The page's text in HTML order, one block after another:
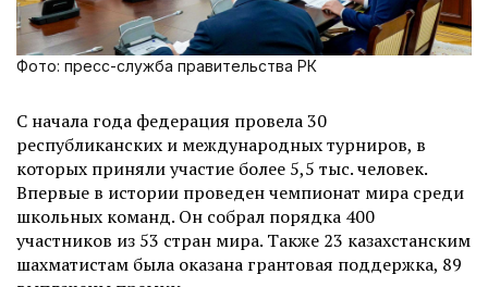
Фото: пресс-служба правительства РК
С начала года федерация провела 30
республиканских и международных турниров, в
которых приняли участие более 5,5 тыс. человек.
Впервые в истории проведен чемпионат мира среди
школьных команд. Он собрал порядка 400
участников из 53 стран мира. Также 23 казахстанским
шахматистам была оказана грантовая поддержка, 89